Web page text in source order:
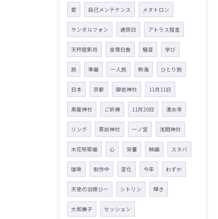
愛 自己メンテナンス メタトロン
サンダルフォン 通院日 アトラス彗星
天秤座新月 金環日食 騒音 学び
旅 準備 一人旅 熱海 ひとり旅
日本 京都 御岩神社 11月11日
黒龍神社 ご祈祷 11月20日 清水寺
リング 貫前神社 一ノ宮 浅間神社
木花咲耶姫 心 栄養 映画 スタバ
珈琲 制作中 変化 今年 わずか
天使の羽根ひー シトリン 輝き
大和撫子 セッション